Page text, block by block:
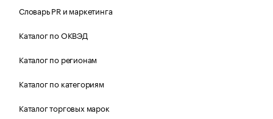
Словарь PR и маркетинга
Каталог по ОКВЭД
Каталог по регионам
Каталог по категориям
Каталог торговых марок